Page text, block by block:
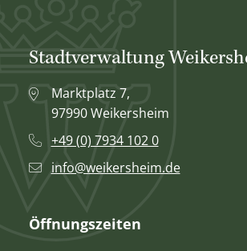
Stadtverwaltung
Marktplatz 7,
97990 Weikersheim
+49 (0) 7934 102 0
info@weikersheim.de
Öffnungszeiten